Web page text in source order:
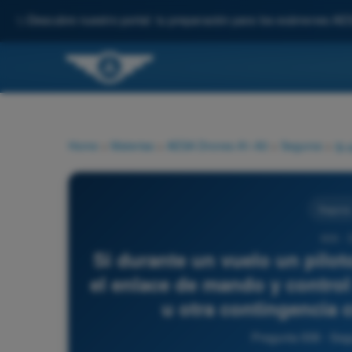
Descubre nuestro portal: tu preparación para los exámenes
Home Materias AESA Drones A1-A3 Seguros
Si durante un vuelo un
el enlace de mando y
u otra contingencia
Pregunta 938 -